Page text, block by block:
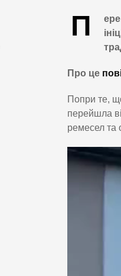
П
Про це
Попри те,
перейшла
ремесел та